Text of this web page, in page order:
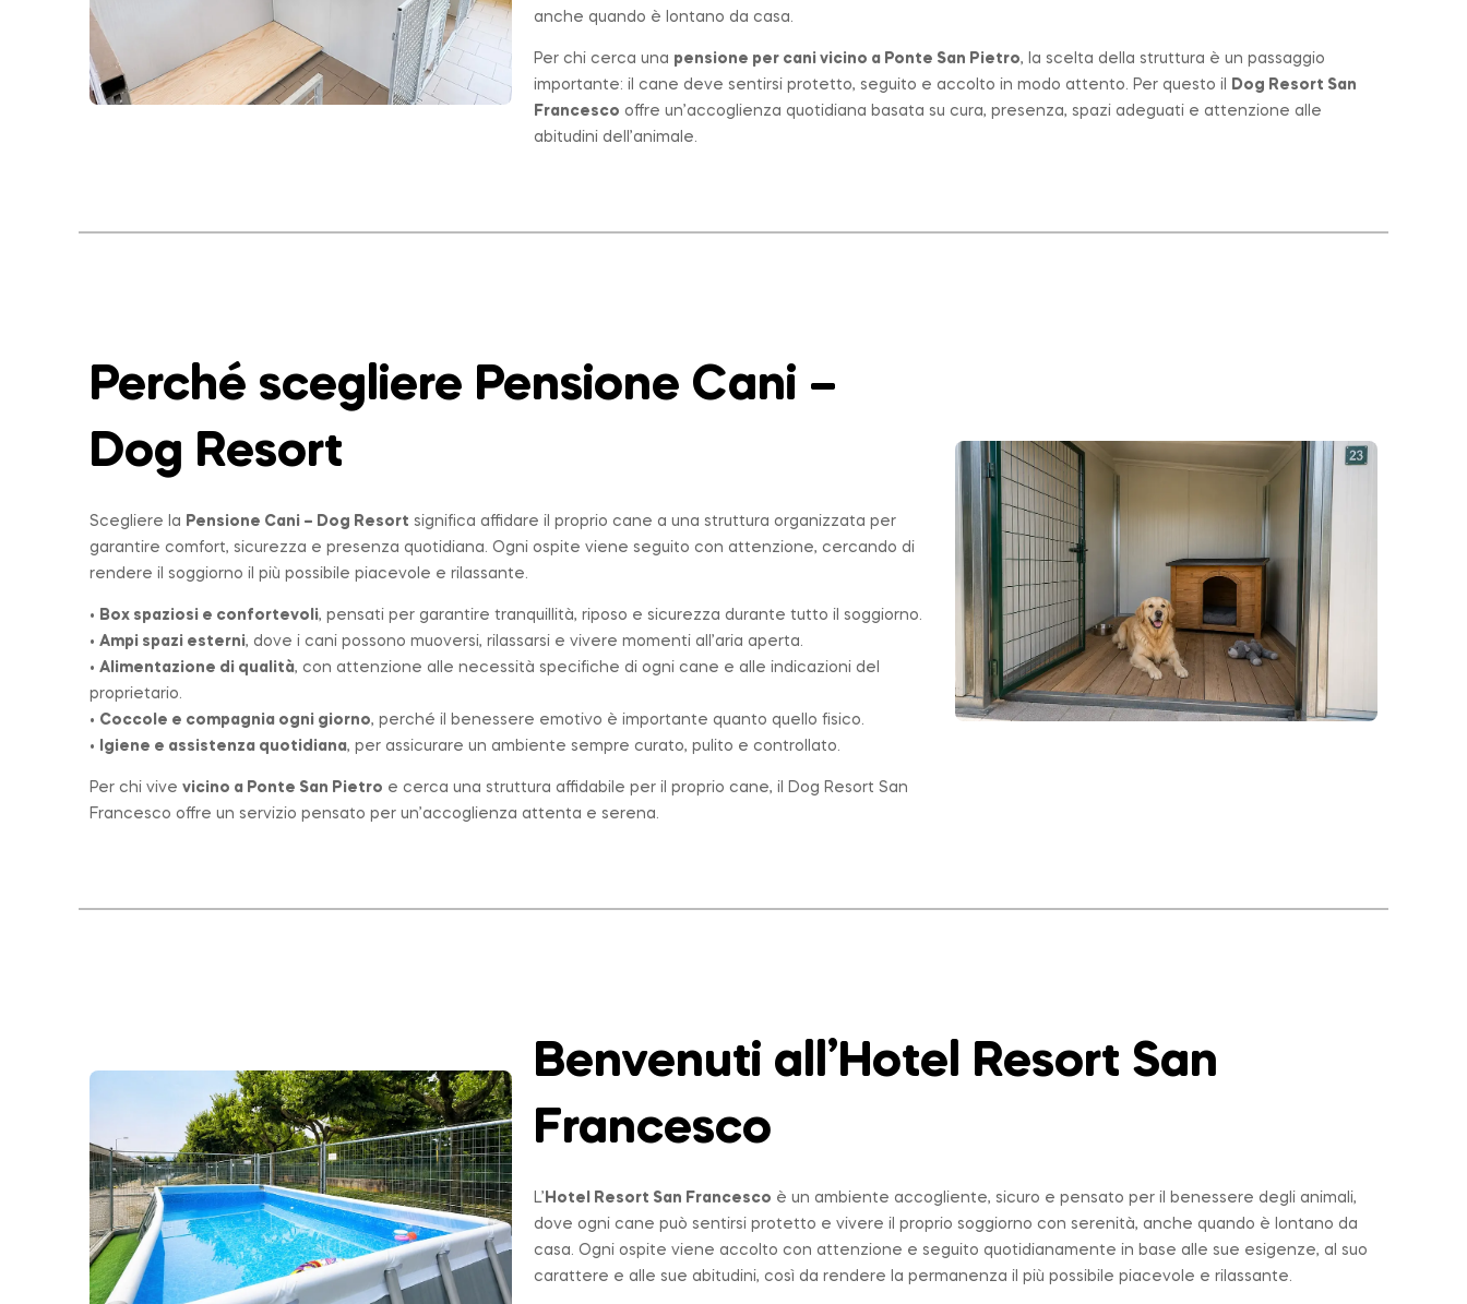
anche quando è lontano da casa.
Per chi cerca una pensione per cani vicino a Ponte San Pietro, la scelta della struttura è un passaggio
importante: il cane deve sentirsi protetto, seguito e accolto in modo attento. Per questo il
Dog Resort San
Francesco offre un’accoglienza quotidiana basata su cura, presenza, spazi adeguati e attenzione alle
abitudini dell’animale.
Perché scegliere Pensione Cani –
Dog Resort
Scegliere la Pensione Cani – Dog Resort significa affidare il proprio cane a una struttura organizzata per
garantire comfort, sicurezza e presenza quotidiana. Ogni ospite viene seguito con attenzione, cercando di
rendere il soggiorno il più possibile piacevole e rilassante.
• Box spaziosi e confortevoli, pensati per garantire tranquillità, riposo e sicurezza durante tutto il soggiorno.
• Ampi spazi esterni, dove i cani possono muoversi, rilassarsi e vivere momenti all’aria aperta.
• Alimentazione di qualità, con attenzione alle necessità specifiche di ogni cane e alle indicazioni del
proprietario.
• Coccole e compagnia ogni giorno, perché il benessere emotivo è importante quanto quello fisico.
•
Igiene e assistenza quotidiana, per assicurare un ambiente sempre curato, pulito e controllato.
Per chi vive vicino a Ponte San Pietro e cerca una struttura affidabile per il proprio cane, il Dog Resort San
Francesco offre un servizio pensato per un’accoglienza attenta e serena.
Benvenuti all’Hotel Resort San
Francesco
L’ Hotel Resort San Francesco è un ambiente accogliente, sicuro e pensato per il benessere degli animali,
dove ogni cane può sentirsi protetto e vivere il proprio soggiorno con serenità, anche quando è lontano da
casa. Ogni ospite viene accolto con attenzione e seguito quotidianamente in base alle sue esigenze, al suo
carattere e alle sue abitudini, così da rendere la permanenza il più possibile piacevole e rilassante.